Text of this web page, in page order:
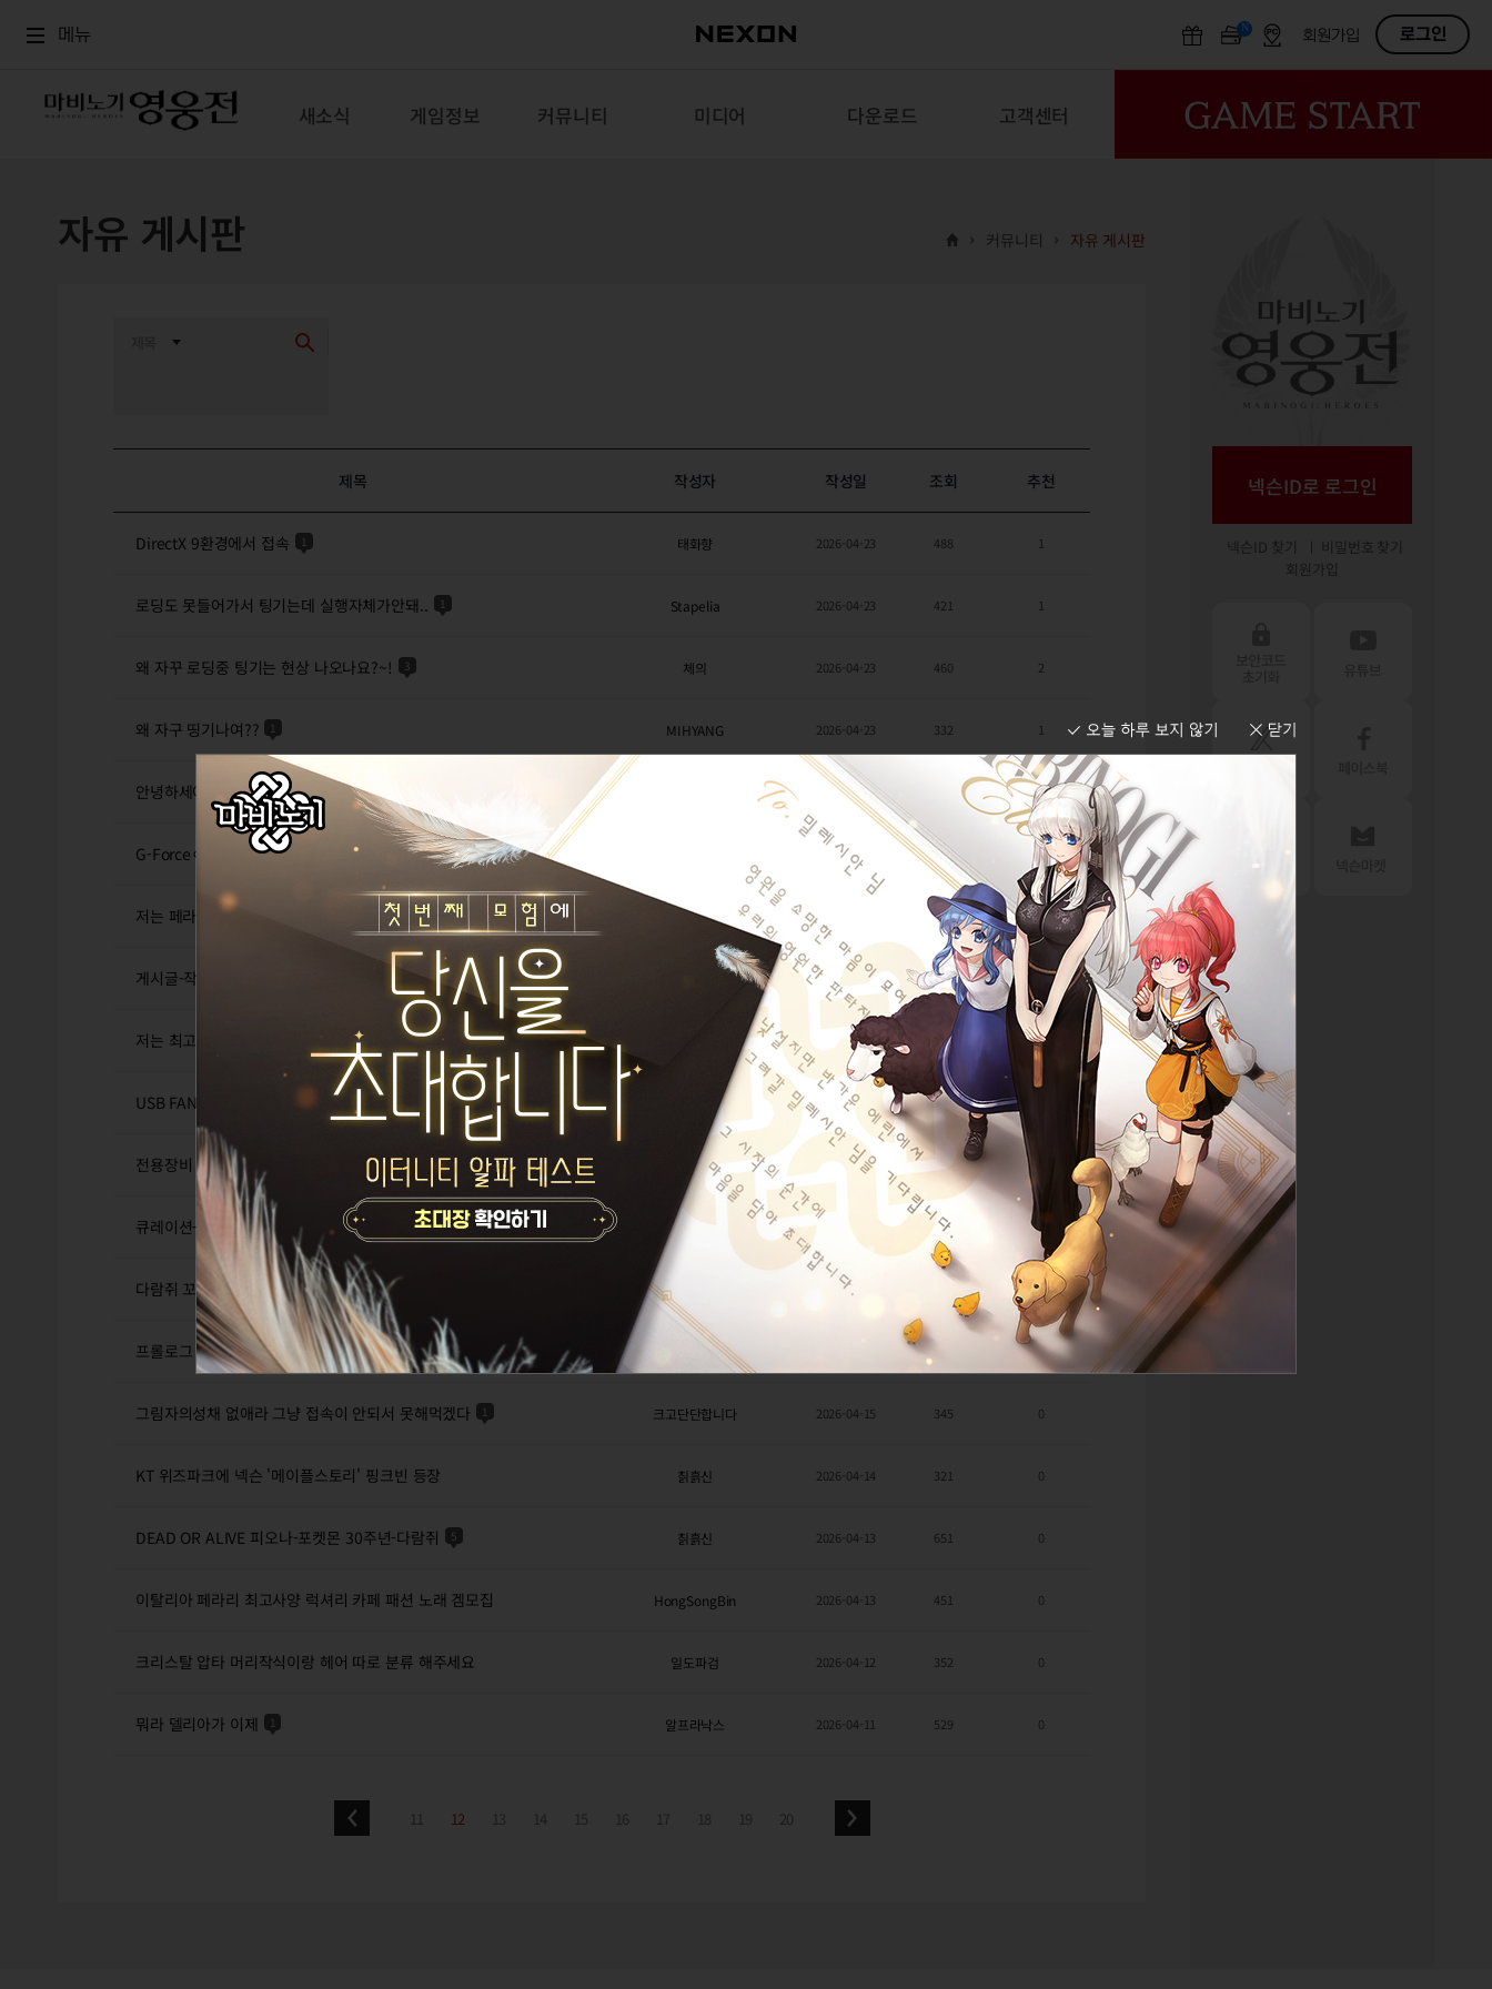
메뉴 N OFF회원가입 로그인
새소식 게임정보 커뮤니티 미디어 다운로드 고객센터
자유 게시판 커뮤니티 자유 게시판
제목 작성자 작성일 조회 추천
DirectX 9환경에서 접속 1 태화향 2026-04-23 488 1
로딩도 못들어가서 팅기는데 실행자체가안돼.. 1 Stapelia 2026-04-23 421 1
왜 자꾸 로딩중 팅기는 현상 나오나요?~! 3 체의 2026-04-23 460 2
왜 자구 띵기나여?? 1 MIHYANG 2026-04-23 332 1
안녕하세여 2026-04-22 0
G-Forceㅇ_ㅇ''엄마는 초능력자 Drag&Drop 24 2026-04-21 541 0
저는 페라리3조 선박용접 비주얼10명 아이돌 메인보컬 HongSongBin 2026-04-21 438 0
게시글-작성자 검색 결과가 누락 되어보일때. ㅇ_ㅇ;; 2026-04-21 292 0
저는 최고사양 이탈리아 페라리 와 아이돌 그대로 하잖음 2026-04-21 342 0
USB FAN 하나 추가로. PC 공기가 달라짐 2026-04-20 295
전용장비 2 달콤커피푸딩 2026-04-19 405
큐레이션-크리에이터 채널 등장-스마트워치60%할인-다스 13 칡흙신 2026-04-19 585 0
다람쥐 꼬리 에 대해 OXOXOX 2026-04-17 0
프롤로그 (프로그래밍 언어) - 가디언 나이트 칡흙신 0
그림자의성채 없애라 그냥 접속이 안되서 못해먹겠다 1 크고단단합니다 2026-04-15 345 0
KT 위즈파크에 넥슨 '메이플스토리' 핑크빈 등장 칡흙신 2026-04-14 321 0
DEAD OR ALIVE 피오나-포켓몬 30주년-다람쥐 5 칡흙신 2026-04-13 651 0
이탈리아 페라리 최고사양 럭셔리 카페 패션 노래 겜모집 HongSongBin 2026-04-13 451 0
크리스탈 압타 머리작식이랑 헤어 따로 분류 해주세요 일도파검 2026-04-12 352 0
뭐라 델리아가 이제 1 알프라낙스 2026-04-11 529 0
11 12 13 14 15 16 17 18 19 20
넥슨ID로 로그인
넥슨ID 찾기
비밀번호 찾기
회원가입